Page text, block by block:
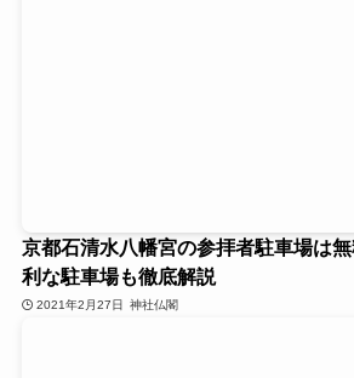
京都石清水八幡宮の参拝者駐車場は
利な駐車場も徹底解説
2021年2月27日 神社仏閣